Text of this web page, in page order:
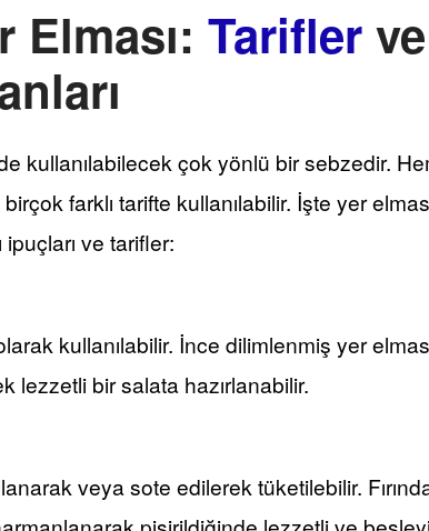
Elması: Tarifler ve
kullanılabilecek çok yönlü bir sebzedir.
farklı tarifte kullanılabilir. İşte yer
ve tarifler:
kullanılabilir. İnce dilimlenmiş yer
lezzetli bir salata hazırlanabilir.
veya sote edilerek tüketilebilir.